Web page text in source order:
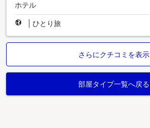
ホテル
ひとり旅
さらにクチコミを表示
部屋タイプ一覧へ戻る